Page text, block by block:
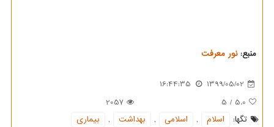
منبع:نور معرفت
1399/05/02
16:44:35
5.0
/
5
2057
تگها:
اسلام , اسلامی , بهداشت ,
بیماری